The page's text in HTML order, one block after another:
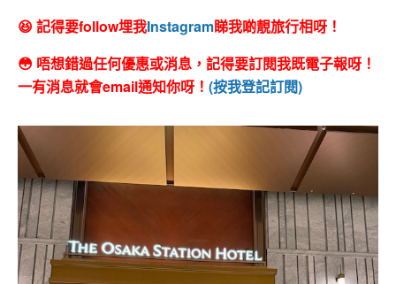
😆 記得要follow埋我Instagram睇我啲靚旅行相呀！
😳 唔想錯過任何優惠或消息，記得要訂閱我既電子報呀！
一有消息就會email通知你呀！ (按我登記訂閱)